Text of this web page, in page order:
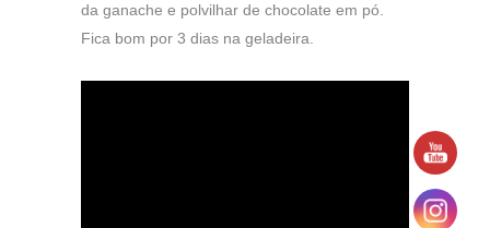
da ganache e polvilhar de chocolate em pó.
Fica bom por 3 dias na geladeira.